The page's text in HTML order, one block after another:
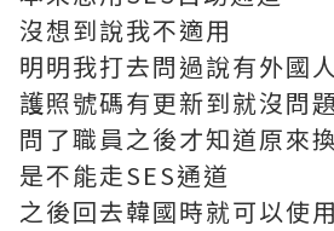
沒想到說我不適用
明明我打去問過說有外國
護照號碼有更新到就沒問題
問了職員之後才知道原來
是不能走SES通道
之後回去韓國時就可以使